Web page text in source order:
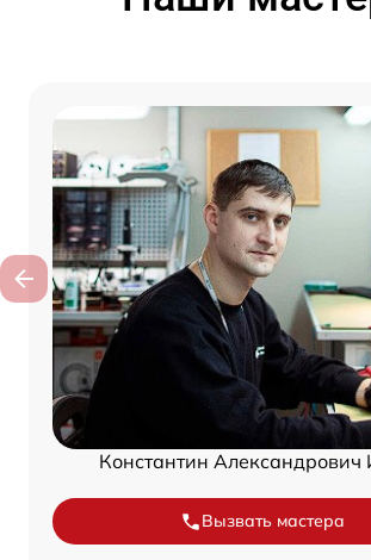
Константин Александрович
Вызвать мастера